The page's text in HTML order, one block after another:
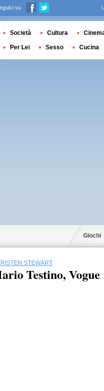
Giochi
STEWART
Testino, Vogue
su
Società Cultura
Per Lei Sesso Cucina